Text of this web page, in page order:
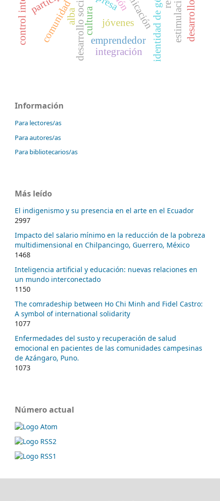
identidad de género
cultura jóvenes
desarrollo social
comunidad emprendedor
alba
integración
control interno
Información
Para lectores/as
Para autores/as
Para bibliotecarios/as
Más leído
El indigenismo y su presencia en el arte en el Ecuador
2997
Impacto del salario mínimo en la reducción de la pobreza
multidimensional en Chilpancingo, Guerrero, México
1468
Inteligencia artificial y educación: nuevas relaciones en
un mundo interconectado
1150
The comradeship between Ho Chi Minh and Fidel Castro:
A symbol of international solidarity
1077
Enfermedades del susto y recuperación de salud
emocional en pacientes de las comunidades campesinas
de Azángaro, Puno.
1073
Número actual